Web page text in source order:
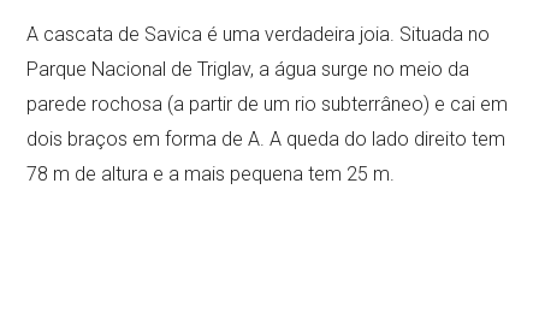
A cascata de Savica é uma verdadeira joia. Situada no
Parque Nacional de Triglav, a água surge no meio da
parede rochosa (a partir de um rio subterrâneo) e cai em
dois braços em forma de A. A queda do lado direito tem
78 m de altura e a mais pequena tem 25 m.